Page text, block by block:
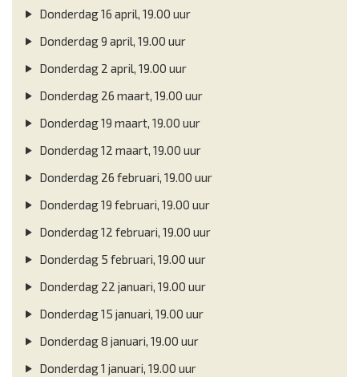
Donderdag 16 april, 19.00 uur
Donderdag 9 april, 19.00 uur
Donderdag 2 april, 19.00 uur
Donderdag 26 maart, 19.00 uur
Donderdag 19 maart, 19.00 uur
Donderdag 12 maart, 19.00 uur
Donderdag 26 februari, 19.00 uur
Donderdag 19 februari, 19.00 uur
Donderdag 12 februari, 19.00 uur
Donderdag 5 februari, 19.00 uur
Donderdag 22 januari, 19.00 uur
Donderdag 15 januari, 19.00 uur
Donderdag 8 januari, 19.00 uur
Donderdag 1 januari, 19.00 uur